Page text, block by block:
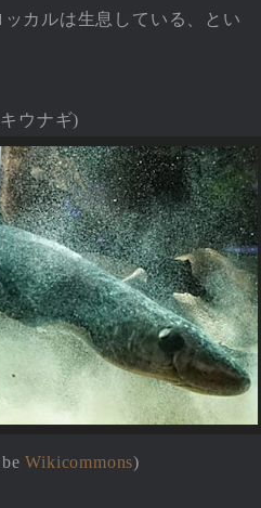
カルは生息している、とい
ウナギ)
beWikicommons)